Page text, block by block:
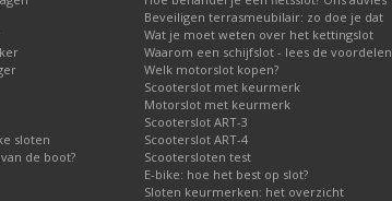
sloten
de boot?
Beveiligen terrasmeubilair: zo doe je dat
Wat je moet weten over het kettingslot
Waarom een schijfslot - lees de voordelen
Welk motorslot kopen?
Scooterslot met keurmerk
Motorslot met keurmerk
Scooterslot ART-3
Scooterslot ART-4
Scootersloten test
E-bike: hoe het best op slot?
Sloten keurmerken: het overzicht